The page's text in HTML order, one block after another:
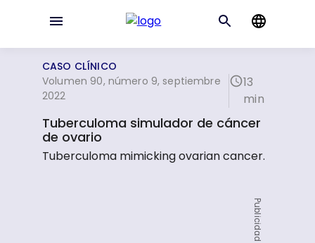
CASO CLÍNICO
Volumen 90, número 9, septiembre
2022
13
min
Tuberculoma simulador de cáncer
de ovario
Tuberculoma mimicking ovarian cancer.
Publicidad